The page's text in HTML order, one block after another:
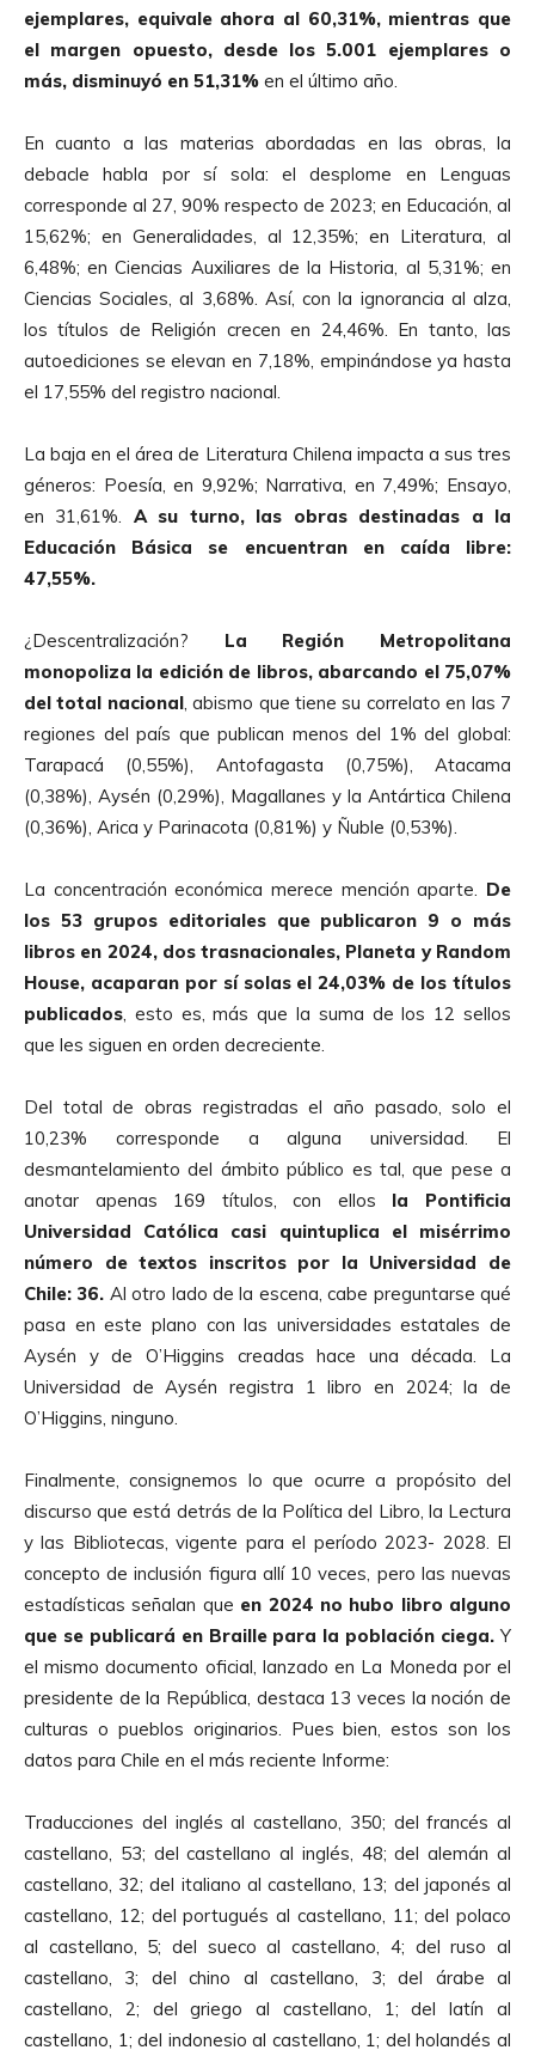
ejemplares, equivale ahora al 60,31%, mientras que
el margen opuesto, desde los 5.001 ejemplares o
más, disminuyó en 51,31% en el último año.
En cuanto a las materias abordadas en las obras, la
debacle habla por sí sola: el desplome en Lenguas
corresponde al 27, 90% respecto de 2023; en Educación, al
15,62%; en Generalidades, al 12,35%; en Literatura, al
6,48%; en Ciencias Auxiliares de la Historia, al 5,31%; en
Ciencias Sociales, al 3,68%. Así, con la ignorancia al alza,
los títulos de Religión crecen en 24,46%. En tanto, las
autoediciones se elevan en 7,18%, empinándose ya hasta
el 17,55% del registro nacional.
La baja en el área de Literatura Chilena impacta a sus tres
géneros: Poesía, en 9,92%; Narrativa, en 7,49%; Ensayo,
en 31,61%. A su turno, las obras destinadas a la
Educación Básica se encuentran en caída libre:
47,55%.
¿Descentralización? La Región Metropolitana
monopoliza la edición de libros, abarcando el 75,07%
del total nacional, abismo que tiene su correlato en las 7
regiones del país que publican menos del 1% del global:
Tarapacá (0,55%), Antofagasta (0,75%), Atacama
(0,38%), Aysén (0,29%), Magallanes y la Antártica Chilena
(0,36%), Arica y Parinacota (0,81%) y Ñuble (0,53%).
La concentración económica merece mención aparte. De
los 53 grupos editoriales que publicaron 9 o más
libros en 2024, dos trasnacionales, Planeta y Random
House, acaparan por sí solas el 24,03% de los títulos
publicados , esto es, más que la suma de los 12 sellos
que les siguen en orden decreciente.
Del total de obras registradas el año pasado, solo el
10,23% corresponde a alguna universidad. El
desmantelamiento del ámbito público es tal, que pese a
anotar apenas 169 títulos, con ellos la Pontificia
Universidad Católica casi quintuplica el misérrimo
número de textos inscritos por la Universidad de
Chile: 36. Al otro lado de la escena, cabe preguntarse qué
pasa en este plano con las universidades estatales de
Aysén y de O’Higgins creadas hace una década. La
Universidad de Aysén registra 1 libro en 2024; la de
O’Higgins, ninguno.
Finalmente, consignemos lo que ocurre a propósito del
discurso que está detrás de la Política del Libro, la Lectura
y las Bibliotecas, vigente para el período 2023- 2028. El
concepto de inclusión figura allí 10 veces, pero las nuevas
estadísticas señalan que en 2024 no hubo libro alguno
que se publicará en Braille para la población ciega. Y
el mismo documento oficial, lanzado en La Moneda por el
presidente de la República, destaca 13 veces la noción de
culturas o pueblos originarios. Pues bien, estos son los
datos para Chile en el más reciente Informe:
Traducciones del inglés al castellano, 350; del francés al
castellano, 53; del castellano al inglés, 48; del alemán al
castellano, 32; del italiano al castellano, 13; del japonés al
castellano, 12; del portugués al castellano, 11; del polaco
al castellano, 5; del sueco al castellano, 4; del ruso al
castellano, 3; del chino al castellano, 3; del árabe al
castellano, 2; del griego al castellano, 1; del latín al
castellano, 1; del indonesio al castellano, 1; del holandés al